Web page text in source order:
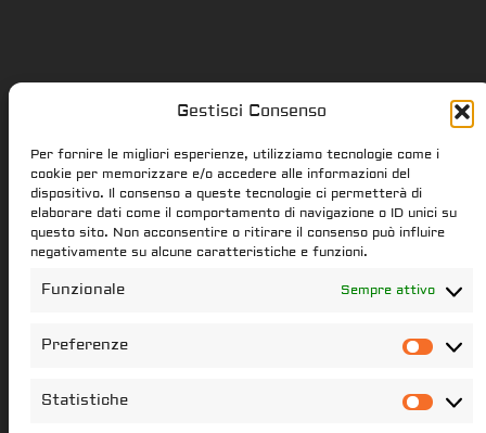
Gestisci Consenso
Per fornire le migliori esperienze, utilizziamo tecnologie come i
cookie per memorizzare e/o accedere alle informazioni del
dispositivo. Il consenso a queste tecnologie ci permetterà di
elaborare dati come il comportamento di navigazione o ID unici su
questo sito. Non acconsentire o ritirare il consenso può influire
negativamente su alcune caratteristiche e funzioni.
Funzionale Sempre attivo
Preferenze
Statistiche
Star Citizen.it
star-citizen.it is a Star Citizen fan
website. Star Citizen and Squadron42
trademarks are the properties of the